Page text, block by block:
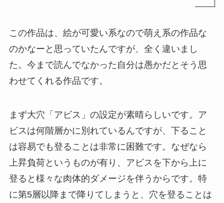
この作品は、絵が可愛い系なので萌え系の作品な
のかなーと思っていたんですが、全く違いまし
た。今まで読んでなかった自分は愚かだとそう思
わせてくれる作品です。
まず大穴「アビス」の設定が素晴らしいです。ア
ビスは何階層かに別れているんですが、下ること
は容易でも登ることは非常に困難です。なぜなら
上昇負荷というものが有り、アビスを下から上に
登ると様々な肉体的ダメージを伴うからです。特
に第5層以降まで降りてしまうと、穴を登ることは